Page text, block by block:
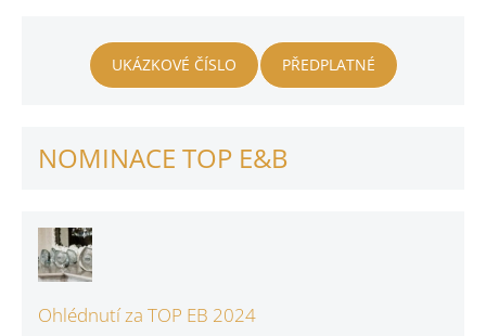
UKÁZKOVÉ ČÍSLO PŘEDPLATNÉ
NOMINACE TOP E&B
Ohlédnutí za TOP EB 2024